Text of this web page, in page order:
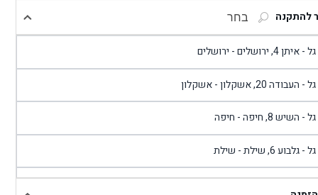
להתקנה בחר
4, ירושלים - ירושלים
העבודה 20, אשקלון - אשקלון
- השיש 8, חיפה - חיפה
- גלבוע 6, שילת - שילת
- פוריידיס, כניסה צפונית מול כביש 4 - פרדיס